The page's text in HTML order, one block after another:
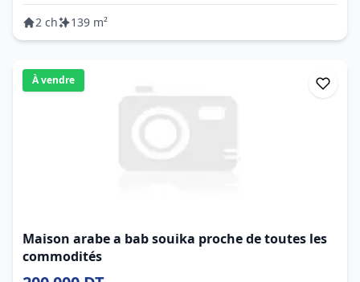
2 ch 139 m²
À vendre
Maison arabe a bab souika proche de toutes les
commodités